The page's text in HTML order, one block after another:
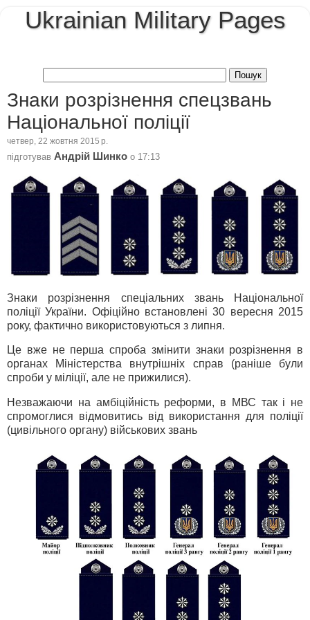
Ukrainian Military Pages
Знаки розрізнення спецзвань
Національної поліції
четвер, 22 жовтня 2015 р.
підготував Андрій Шинко о 17:13
Знаки розрізнення спеціальних звань Національної
поліції України. Офіційно встановлені 30 вересня 2015
року, фактично використовуються з липня.
Це вже не перша спроба змінити знаки розрізнення в
органах Міністерства внутрішніх справ (раніше були
спроби у міліції, але не прижилися).
Незважаючи на амбіційність реформи, в МВС так і не
спромоглися відмовитись від використання для поліції
(цивільного органу) військових звань